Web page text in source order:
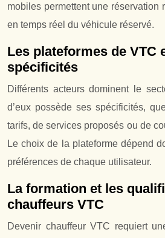
mobiles permettent une réservation
en temps réel du véhicule réservé.
Les plateformes de VTC
spécificités
Différents acteurs dominent le
d’eux possède ses spécificités,
tarifs, de services proposés ou de
Le choix de la plateforme dépend
préférences de chaque utilisateur.
La formation et les
chauffeurs VTC
Devenir chauffeur VTC requiert